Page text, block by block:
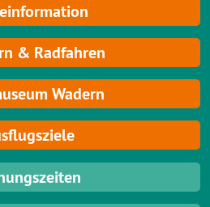
& Radfahren
Wadern